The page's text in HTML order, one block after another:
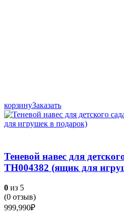
корзинуЗаказать
Теневой навес для
ТН004382 (ящик для
0 из 5
(0 отзыв)
999,990₽